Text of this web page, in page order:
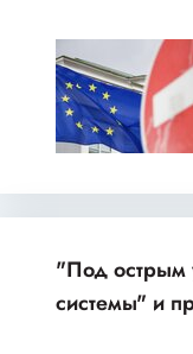
"Под острым
системы" и